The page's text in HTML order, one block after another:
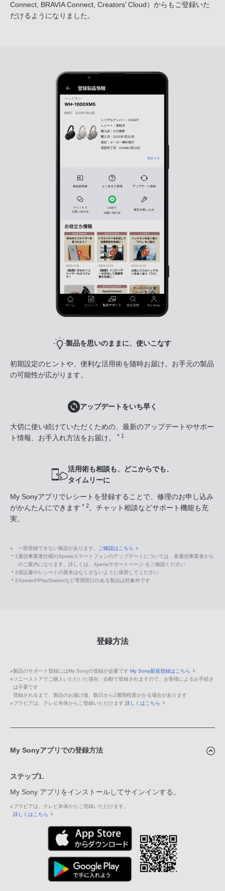
Connect, BRAVIA Connect, Creators’ Cloud）からもご登録いた
だけるようになりました。
製品を思いのままに、使いこなす
初期設定のヒントや、便利な活用術を随時お届け。お手元の製品
の可能性が広がります。
アップデートをいち早く
大切に使い続けていただくための、最新のアップデートやサポー
ト情報、お手入れ方法をお届け。
＊1
活用術も相談も、どこからでも、
タイムリーに
My Sonyアプリでレシートを登録することで、修理のお申し込み
がかんたんにできます ＊2。チャット相談などサポート機能も充
実。
※ 一部登録できない製品があります。 ご確認はこちら
＊1通信事業者仕様のXperiaスマートフォンのアップデートについては、各通信事業者から
のご案内になります。詳しくは、Xperiaサポートページ をご確認ください
＊2保証書やレシートの原本はなくさないように保管してください
＊2XperiaやPlayStationなど専用窓口のある製品は対象外です
登録方法
※製品のサポート登録にはMy Sonyの登録が必要です My Sony新規登録はこちら
※ソニーストアでご購入いただいた場合、自動で登録されますので、お客様によるお手続き
は不要です
登録されるまで、製品のお届け後、数日から2週間程度かかる場合があります
※ブラビアは、テレビ本体からご登録いただけます 詳しくはこちら
My Sonyアプリでの登録方法
ステップ1.
My Sony アプリをインストールしてサインインする。
※ブラビアは、テレビ本体からご登録いただけます。
詳しくはこちら